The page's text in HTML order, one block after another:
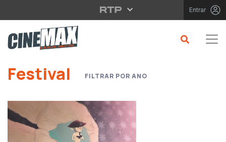
Saltar para o conteúdo principal Entrar
Festival FILTRAR POR ANO